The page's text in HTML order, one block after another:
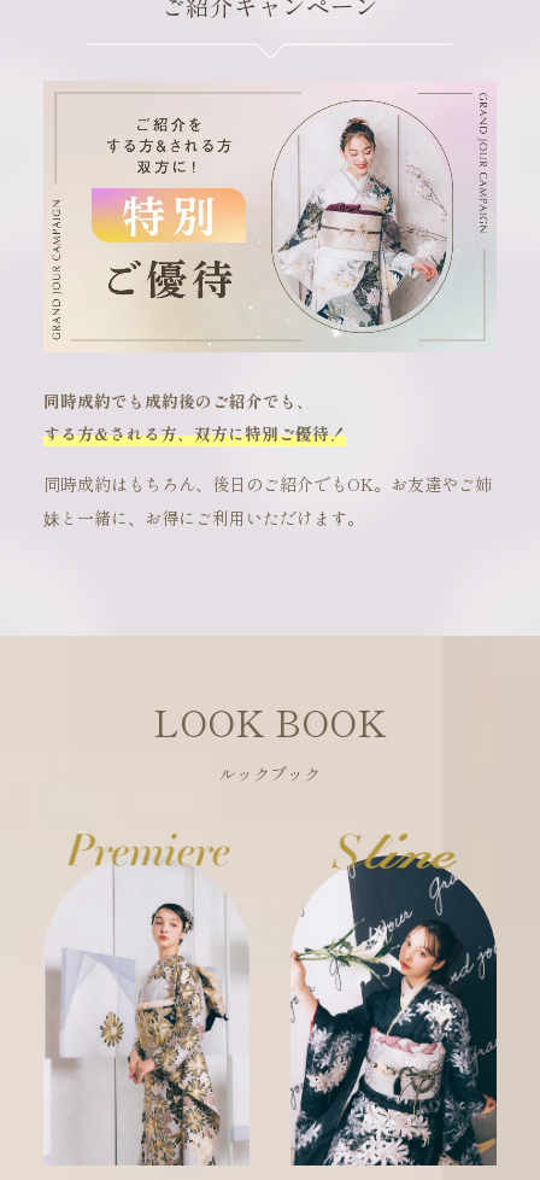
ご紹介キャンペーン
同時成約でも成約後のご紹介でも、
する方&される方、双方に特別ご優待！
同時成約はもちろん、後日のご紹介でもOK。お友達やご姉
妹と一緒に、お得にご利用いただけます。
LOOK BOOK
ルックブック